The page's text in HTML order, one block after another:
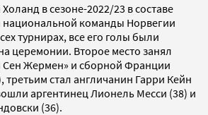
в сезоне-2022/23 в составе
национальной команды Норвегии
турнирах, все его голы были
церемонии. Второе место занял
Жермен» и сборной Франции
стал англичанин Гарри Кейн
аргентинец Лионель Месси (38) и
(36).